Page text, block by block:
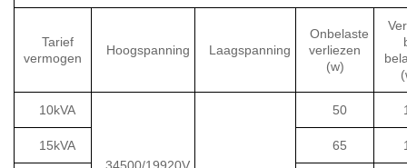
Tarief
vermogen
Hoogspanning Laagspanning
Onbelaste
verliezen
(w)
10kVA
34500/19920V
50
15kVA 65